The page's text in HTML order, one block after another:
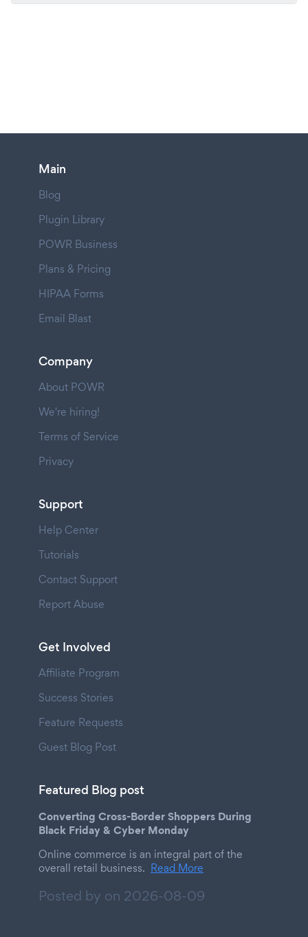
Main
Blog
Plugin Library
POWR Business
Plans & Pricing
HIPAA Forms
Email Blast
Company
About POWR
We're hiring!
Terms of Service
Privacy
Support
Help Center
Tutorials
Contact Support
Report Abuse
Get Involved
Affiliate Program
Success Stories
Feature Requests
Guest Blog Post
Featured Blog post
Converting Cross-Border Shoppers During
Black Friday & Cyber Monday
Online commerce is an integral part of the
overall retail business. Read More
Posted by on 2026-08-09